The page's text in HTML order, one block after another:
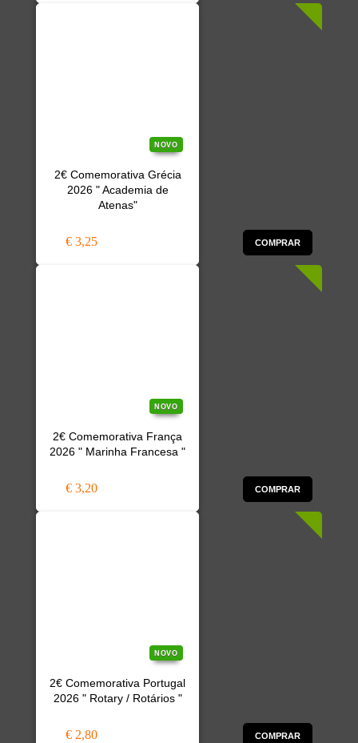
NOVO
2€ Comemorativa Grécia
2026 " Academia de
Atenas"
€ 3,25 COMPRAR
NOVO
2€ Comemorativa França
2026 " Marinha Francesa "
€ 3,20 COMPRAR
NOVO
2€ Comemorativa Portugal
2026 " Rotary / Rotários "
€ 2,80 COMPRAR